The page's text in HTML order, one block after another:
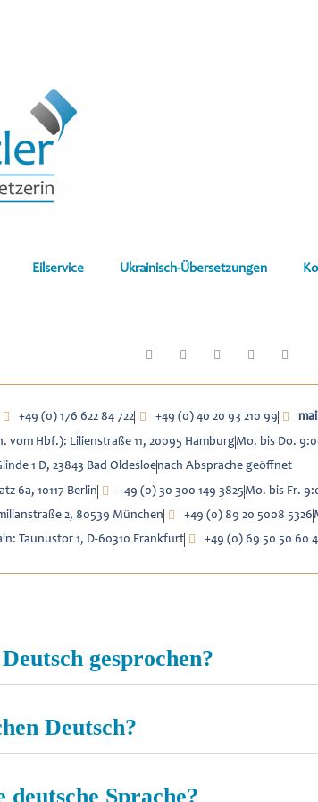
Eilservice Ukrainisch-Übersetzungen
+49 (0) 176 622 84 722 +49 (0) 40 20 93 210 99
vom Hbf.): Lilienstraße 11, 20095 HamburgMo. bis Do.
1 D, 23843 Bad Oldesloenach Absprache geöffnet
6a, 10117 Berlin
+49 (0) 30 300 149 3825 Mo. bis Fr.
2, 80539 München
+49 (0) 89 20 5008 5326
Taunustor 1, D-60310 Frankfurt
+49 (0) 69 50 50 60
gesprochen?
Deutsch?
Sprache?